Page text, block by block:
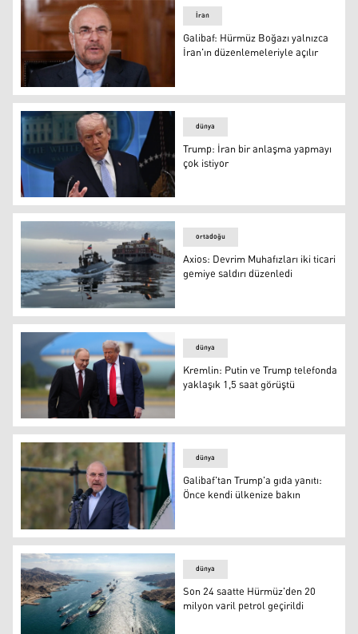
Muhammed Bakır Galibaf
İran
Galibaf: Hürmüz Boğazı yalnızca
İran'ın düzenlemeleriyle açılır
Donald Trump
dünya
Trump: İran bir anlaşma yapmayı
çok istiyor
Axios: Devrim Muhafızları iki ticari gemiye saldırı
ortadoğu
Axios: Devrim Muhafızları iki ticari
gemiye saldırı düzenledi
Vladimir Putin ile Donald Trump
dünya
Kremlin: Putin ve Trump telefonda
yaklaşık 1,5 saat görüştü
Bakır Galibaf
dünya
Galibaf'tan Trump'a gıda yanıtı:
Önce kendi ülkenize bakın
dünya
Son 24 saatte Hürmüz'den 20
milyon varil petrol geçirildi